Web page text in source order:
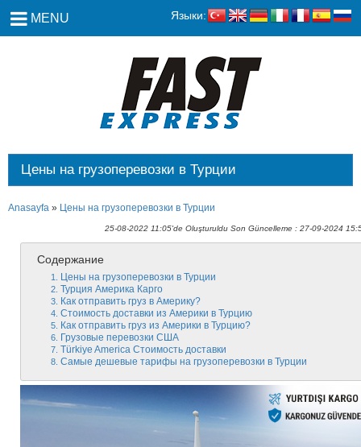
MENU Языки:
Цены на грузоперевозки в Турции
Anasayfa » Цены на грузоперевозки в Турции
25-08-2022 11:05'de Oluşturuldu Son Güncelleme : 27-09-2024
Содержание
Цены на грузоперевозки в Турции
Турция Америка Карго
Как отправить груз в Америку?
Стоимость доставки из Америки в Турцию
Как отправить груз из Америки в Турцию?
Грузовые перевозки США
Türkiye America Стоимость доставки
Самые дешевые тарифы на грузоперевозки в Турции